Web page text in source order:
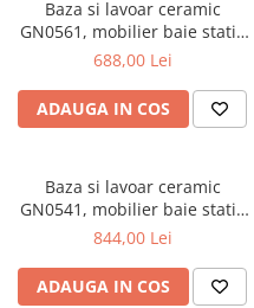
Saltele Pocket
Saltele cu arcuri impachetate
individual
Saltele Memory Pocket
Saltele Memory Foam
Saltele cu plasa arcuri
Saltele cu spuma
Saltele cu spuma poliuretanica
Noptiere
Paturi
Masute de toaleta
Scaune pentru living
Seturi comode living si vitrine
Mobila living
Comode living
Set mese plus scaune
Scaune birou
Scaune profesionale
Scaune Lemn
Scaune resigilate
Scaune gradinita
Scaune terasa si outdoor
Baza si lavoar ceramic
GN0561, mobilier baie stativ
50 cm, front MDF, 2 usi, 2
reglabile, alb/antracit
688,00 Lei
ADAUGA IN COS
Baza si lavoar ceramic
GN0541, mobilier baie stativ
60 cm, front MDF, 2 usi, 2
picioare cromate reglabile,
alb
844,00 Lei
ADAUGA IN COS